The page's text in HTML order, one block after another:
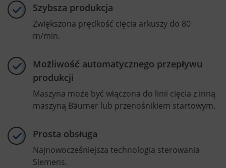
Szybsza produkcja
Zwiększona prędkość cięcia arkuszy do 80
m/min.
Możliwość automatycznego przepływu
produkcji
Maszyna może być włączona do linii cięcia z inną
maszyną Bäumer lub przenośnikiem startowym.
Prosta obsługa
Najnowocześniejsza technologia sterowania
Siemens.